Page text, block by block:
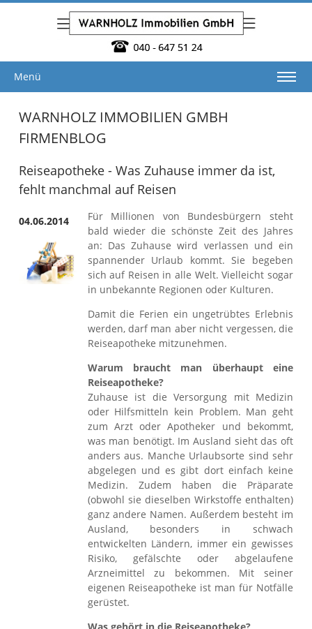
Menü
WARNHOLZ IMMOBILIEN GMBH
FIRMENBLOG
Reiseapotheke - Was Zuhause immer da ist,
fehlt manchmal auf Reisen
04.06.2014
Für Millionen von Bundesbürgern steht
bald wieder die schönste Zeit des Jahres
an: Das Zuhause wird verlassen und ein
spannender Urlaub kommt. Sie begeben
sich auf Reisen in alle Welt. Vielleicht sogar
in unbekannte Regionen oder Kulturen.
Damit die Ferien ein ungetrübtes Erlebnis
werden, darf man aber nicht vergessen, die
Reiseapotheke mitzunehmen.
Warum braucht man überhaupt eine
Reiseapotheke?
Zuhause ist die Versorgung mit Medizin
oder Hilfsmitteln kein Problem. Man geht
zum Arzt oder Apotheker und bekommt,
was man benötigt. Im Ausland sieht das oft
anders aus. Manche Urlaubsorte sind sehr
abgelegen und es gibt dort einfach keine
Medizin. Zudem haben die Präparate
(obwohl sie dieselben Wirkstoffe enthalten)
ganz andere Namen. Außerdem besteht im
Ausland, besonders in schwach
entwickelten Ländern, immer ein gewisses
Risiko, gefälschte oder abgelaufene
Arzneimittel zu bekommen. Mit seiner
eigenen Reiseapotheke ist man für Notfälle
gerüstet.